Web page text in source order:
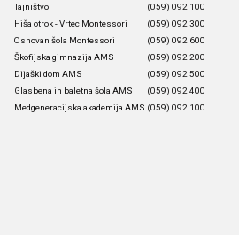
Tajništvo
(059) 092 100
Hiša otrok - Vrtec Montessori
(059) 092 300
Osnovan šola Montessori
(059) 092 600
Škofijska gimnazija AMS
(059) 092 200
Dijaški dom AMS
(059) 092 500
Glasbena in baletna šola AMS
(059) 092 400
Medgeneracijska akademija AMS (059) 092 100